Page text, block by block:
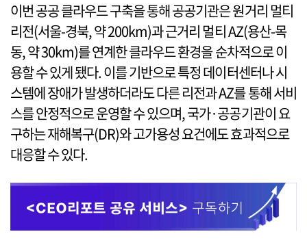
이번 공공 클라우드 구축을 통해 공공기관은 원거리 멀티
리전(서울-경북, 약 200km)과 근거리 멀티 AZ(용산-목
동, 약 30km)를 연계한 클라우드 환경을 순차적으로 이
용할 수 있게 됐다. 이를 기반으로 특정 데이터센터나 시
스템에 장애가 발생하더라도 다른 리전과 AZ를 통해 서비
스를 안정적으로 운영할 수 있으며, 국가·공공기관이 요
구하는 재해복구(DR)와 고가용성 요건에도 효과적으로
대응할 수 있다.